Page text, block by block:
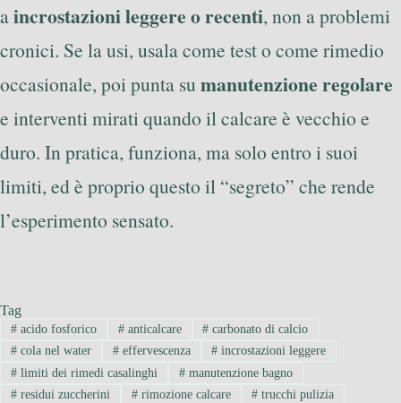
aincrostazioni leggere o recenti, non a problemi
cronici. Se la usi, usala come test o come rimedio
occasionale, poi punta su manutenzione regolare
e interventi mirati quando il calcare è vecchio e
duro. In pratica, funziona, ma solo entro i suoi
limiti, ed è proprio questo il “segreto” che rende
l’esperimento sensato.
Tag
#acido fosforico #anticalcare # carbonato di calcio
#cola nel water #effervescenza # incrostazioni leggere
#limiti dei rimedi casalinghi #manutenzione bagno
#residui zuccherini #rimozione calcare # trucchi pulizia